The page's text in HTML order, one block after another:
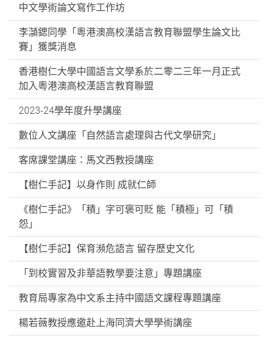
中文學術論文寫作工作坊
李𪷿鍶同學「粵港澳高校漢語言教育聯盟學生論文比
賽」獲獎消息
香港樹仁大學中國語言文學系於二零二三年一月正式
加入粵港澳高校漢語言教育聯盟
2023-24學年度升學講座
數位人文講座「自然語言處理與古代文學研究」
客席課堂講座：馬文西教授講座
【樹仁手記】以身作則 成就仁師
《樹仁手記》「積」字可褒可貶 能「積極」可「積
怨」
【樹仁手記】保育瀕危語言 留存歷史文化
「到校實習及非華語教學要注意」專題講座
教育局專家為中文系主持中國語文課程專題講座
楊若薇教授應邀赴上海同濟大學學術講座